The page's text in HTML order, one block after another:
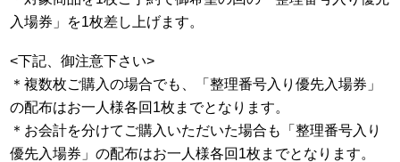
入場券」を1枚差し上げます。
<下記、御注意下さい>
＊複数枚ご購入の場合でも、「整理番号入り優先入場券」
の配布はお一人様各回1枚までとなります。
＊お会計を分けてご購入いただいた場合も「整理番号入り
優先入場券」の配布はお一人様各回1枚までとなります。